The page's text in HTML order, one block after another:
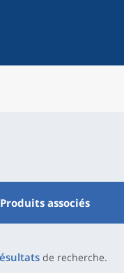
Produits associés
de recherche.